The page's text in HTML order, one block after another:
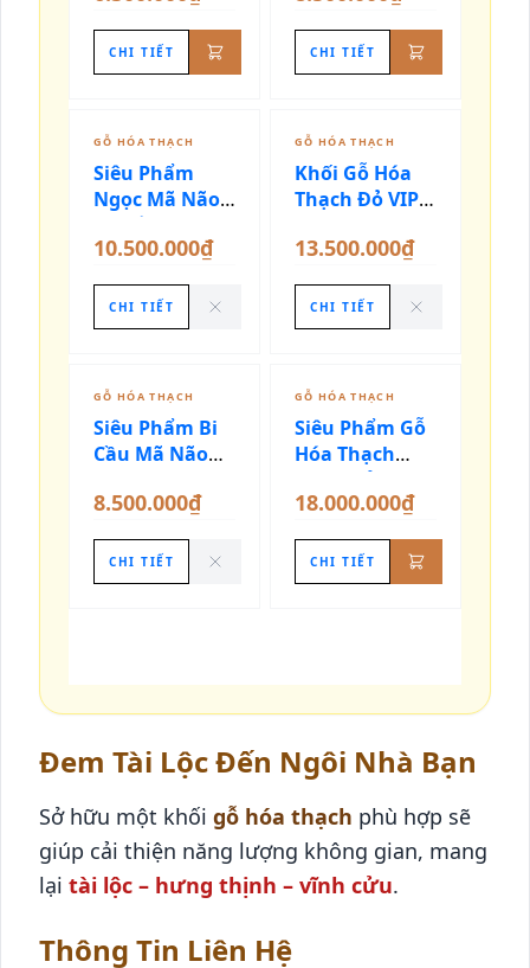
CHI TIẾT CHI TIẾT
ĐÃ SƯU TẦM
GỖ HÓA THẠCH
Siêu Phẩm
Ngọc Mã Não
Đa Sắc Siêu
Vân Nghệ
10.500.000₫
CHI TIẾT
ĐÃ SƯU TẦM
GỖ HÓA THẠCH
Khối Gỗ Hóa
Thạch Đỏ VIP
13.500.000₫
CHI TIẾT
ĐÃ SƯU TẦM
GỖ HÓA THẠCH
Siêu Phẩm Bi
Cầu Mã Não
8.500.000₫
CHI TIẾT
GỖ HÓA THẠCH
Siêu Phẩm Gỗ
Hóa Thạch
Hồng Đỏ Bề
Thế
18.000.000₫
CHI TIẾT
Đem Tài Lộc Đến Ngôi Nhà Bạn
Sở hữu một khối gỗ hóa thạch phù hợp sẽ
giúp cải thiện năng lượng không gian, mang
lại tài lộc – hưng thịnh – vĩnh cửu.
Thông Tin Liên Hệ